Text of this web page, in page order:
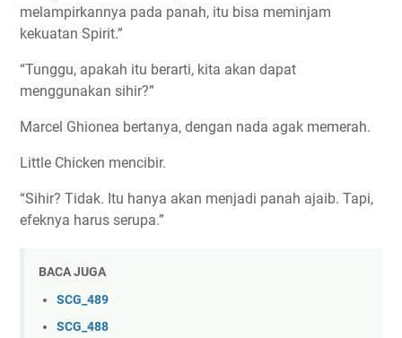
melampirkannya pada panah, itu bisa meminjam
kekuatan Spirit.”
“Tunggu, apakah itu berarti, kita akan dapat
menggunakan sihir?”
Marcel Ghionea bertanya, dengan nada agak memerah.
Little Chicken mencibir.
“Sihir? Tidak. Itu hanya akan menjadi panah ajaib. Tapi,
efeknya harus serupa.”
BACA JUGA
SCG_489
SCG_488